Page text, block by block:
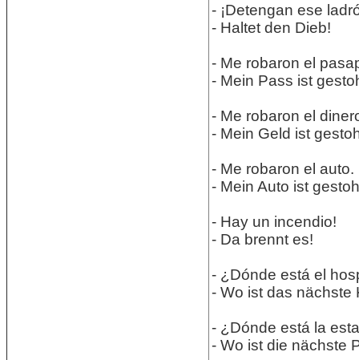
- ¡Detengan ese
- Haltet den Dieb!
- Me robaron el
- Mein Pass ist
- Me robaron el
- Mein Geld ist
- Me robaron el auto.
- Mein Auto ist
- Hay un incendio!
- Da brennt es!
- ¿Dónde está el
- Wo ist das nächste
- ¿Dónde está la
- Wo ist die nächste